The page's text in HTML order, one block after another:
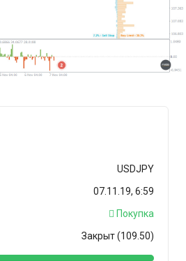
USDJPY
07.11.19, 6:59
Покупка
Закрыт (109.50)